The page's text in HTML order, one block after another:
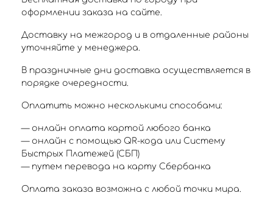
оформлении заказа на сайте.
Доставку на межгород и в отдаленные районы
уточняйте у менеджера.
В праздничные дни доставка осуществляется в
порядке очередности.
Оплатить можно несколькими способами:
— онлайн оплата картой любого банка
— онлайн с помощью QR-кода или Систему
Быстрых Платежей (СБП)
— путем перевода на карту Сбербанка
Оплата заказа возможна с любой точки мира.